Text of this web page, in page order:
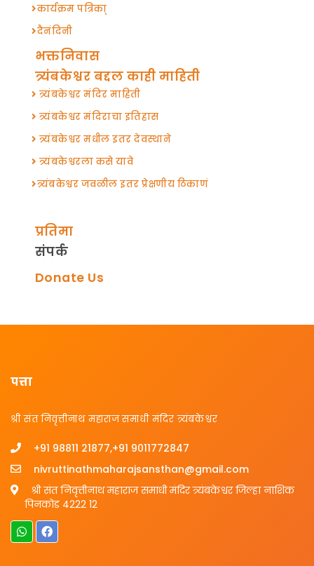
कार्यक्रम पत्रिका्
दैनंदिनी
भक्तनिवास
त्र्यंबकेश्वर बद्दल काही माहिती
त्र्यंबकेश्वर मंदिर माहिती
त्र्यंबकेश्वर मंदिराचा इतिहास
त्र्यंबकेश्वर मधील इतर देवस्थाने
त्र्यंबकेश्वरला कसे यावे
त्र्यंबकेश्वर जवळील इतर प्रेक्षणीय ठिकाणं
प्रतिमा
संपर्क
Donate Us
पत्ता
श्री संत निवृत्तीनाथ महाराज समाधी मंदिर त्र्यंबकेश्वर
+91 98811 21877,+91 9011772847
nivruttinathmaharajsansthan@gmail.com
श्री संत निवृत्तीनाथ महाराज समाधी मंदिर त्र्यंबकेश्वर जिल्हा नाशिक
पिनकोड 4222 12